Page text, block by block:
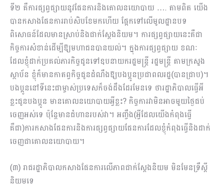
ទី២ គឺការផ្សព្វផ្សាយនូវផែនការនិងគោលនយោបាយ …. តាមពិត យើង
បានកសាងផែនការរាប់សិបខែមកហើយ ផ្អែកទៅលើមូលដ្ឋានបទ
ពិសោធន៍ដែលមានស្រាប់និងជាក់ស្ដែងនិយម។ ការផ្សព្វផ្សាយនេះគឺជា
កិច្ចការសំខាន់ដើម្បីឱ្យមហាជនបានយល់។ ក្នុងការផ្សព្វផ្សាយ ខណៈ
ដែលខ្ញុំដាក់ប្រគល់ភារកិច្ចជូនទៅឧបនា​យករដ្ឋមន្រ្តី រដ្ឋមន្រ្តី តាមក្រសួង
ស្ថាប័ន ខ្ញុំក៏មានកាតព្វកិច្ចជូនដំណឹងឱ្យបងប្អូនប្រជាពលរដ្ឋ(បានជ្រាប)។
បងប្អូននៅទីនេះជាម្ចាស់ប្រទេសក៏ចង់ដឹងដែរមែនទេ ថារដ្ឋាភិបាលធ្វើអី
ខ្លះជូនបងប្អូន មានគោលនយោបាយអ្វីខ្លះ? កិច្ចការវាមិនអាចមួយថ្ងៃជប់
ចេញអស់ទេ ប៉ុន្តែមានជំហានរបស់វា។ អញ្ចឹង(អ្វីដែលយើងកំពុងធ្វើ
គឺជា)ការកសាងផែនការនិងការផ្សព្វផ្សាយផែនការដែលខ្ញុំកំពុងធ្វើនិងដាក់
ចេញជាគោលនយោ​បាយ។
(៣) រាជរដ្ឋាភិបាលកសាងផែនការលើភាពជាក់ស្តែងនិយម មិនមែនទ្រឹស្តី
និយមទេ